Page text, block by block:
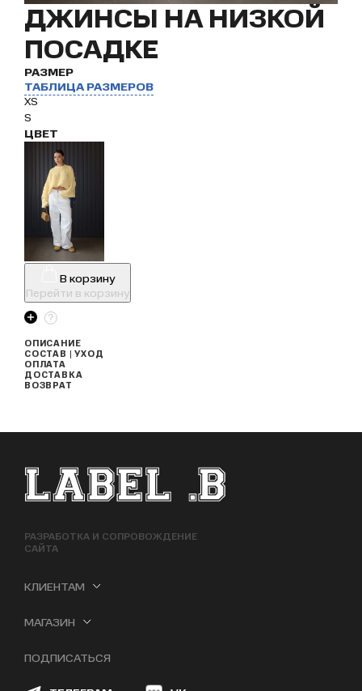
ДЖИНСЫ НА НИЗКОЙ
ПОСАДКЕ
РАЗМЕР
ТАБЛИЦА РАЗМЕРОВ
XS
S
ЦВЕТ
В корзину
Перейти в корзину
ОПИСАНИЕ
СОСТАВ | УХОД
ОПЛАТА
ДОСТАВКА
ВОЗВРАТ
ФУТЕР САЙТА
РАЗРАБОТКА И СОПРОВОЖДЕНИЕ
САЙТА
КЛИЕНТАМ
МАГАЗИН
ПОДПИСАТЬСЯ